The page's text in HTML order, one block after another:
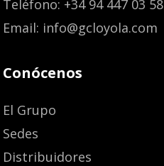
Teléfono: +34 94 447 03 58
Email: info@gcloyola.com
Conócenos
El Grupo
Sedes
Distribuidores